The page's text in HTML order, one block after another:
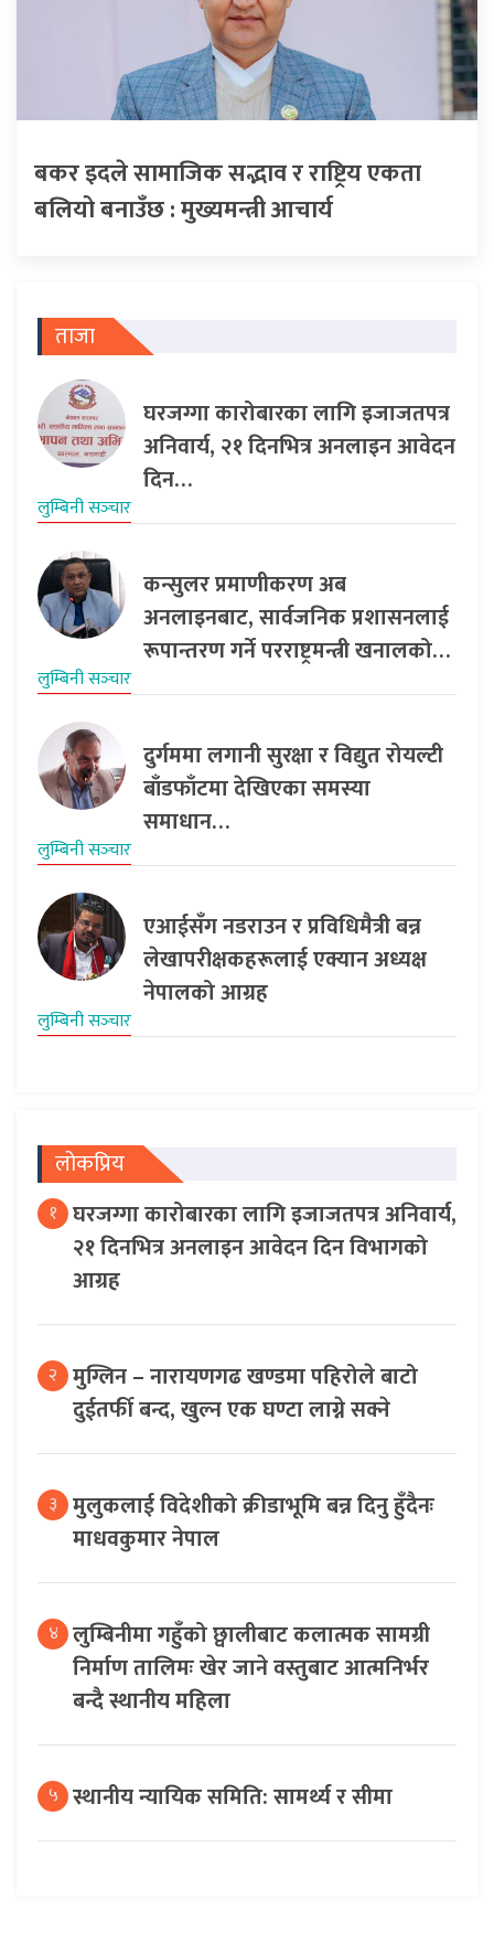
बकर इदले सामाजिक सद्भाव र राष्ट्रिय एकता
बलियो बनाउँछ : मुख्यमन्त्री आचार्य
ताजा
घरजग्गा कारोबारका लागि इजाजतपत्र
अनिवार्य, २१ दिनभित्र अनलाइन आवेदन
दिन…
लुम्बिनी सञ्‍चार
कन्सुलर प्रमाणीकरण अब
अनलाइनबाट, सार्वजनिक प्रशासनलाई
रूपान्तरण गर्ने परराष्ट्रमन्त्री खनालको…
लुम्बिनी सञ्‍चार
दुर्गममा लगानी सुरक्षा र विद्युत रोयल्टी
बाँडफाँटमा देखिएका समस्या
समाधान…
लुम्बिनी सञ्‍चार
एआईसँग नडराउन र प्रविधिमैत्री बन्न
लेखापरीक्षकहरूलाई एक्यान अध्यक्ष
नेपालको आग्रह
लुम्बिनी सञ्‍चार
लोकप्रिय
१ घरजग्गा कारोबारका लागि इजाजतपत्र अनिवार्य,
२१ दिनभित्र अनलाइन आवेदन दिन विभागको
आग्रह
२ मुग्लिन – नारायणगढ खण्डमा पहिरोले बाटो
दुईतर्फी बन्द, खुल्न एक घण्टा लाग्ने सक्ने
३ मुलुकलाई विदेशीको क्रीडाभूमि बन्न दिनु हुँदैनः
माधवकुमार नेपाल
४ लुम्बिनीमा गहुँको छ्वालीबाट कलात्मक सामग्री
निर्माण तालिमः खेर जाने वस्तुबाट आत्मनिर्भर
बन्दै स्थानीय महिला
५ स्थानीय न्यायिक समिति: सामर्थ्य र सीमा